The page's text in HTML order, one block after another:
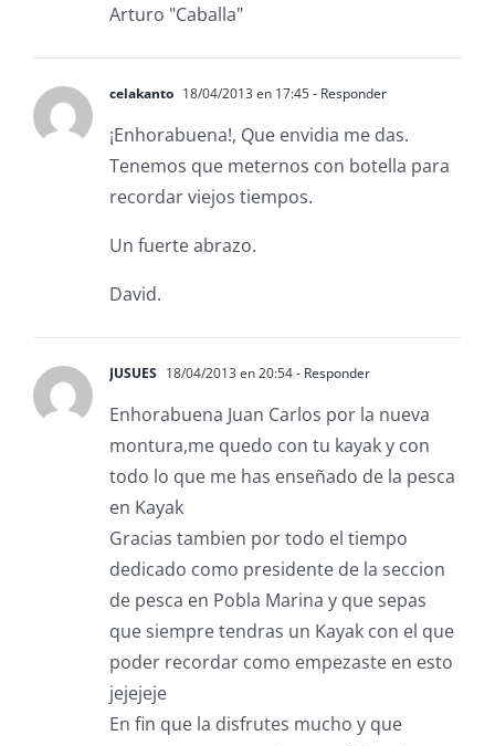
Arturo "Caballa"
celakanto 18/04/2013 en 17:45- Responder
¡Enhorabuena!, Que envidia me das.
Tenemos que meternos con botella para
recordar viejos tiempos.
Un fuerte abrazo.
David.
JUSUES 18/04/2013 en 20:54- Responder
Enhorabuena Juan Carlos por la nueva
montura,me quedo con tu kayak y con
todo lo que me has enseñado de la pesca
en Kayak
Gracias tambien por todo el tiempo
dedicado como presidente de la seccion
de pesca en Pobla Marina y que sepas
que siempre tendras un Kayak con el que
poder recordar como empezaste en esto
jejejeje
En fin que la disfrutes mucho y que